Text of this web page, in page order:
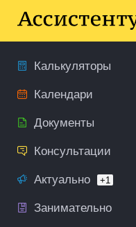
Калькуляторы
Календари
Документы
Консультации
Актуально +1
Занимательно